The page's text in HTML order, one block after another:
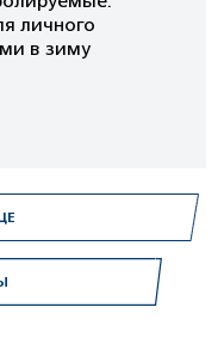
личного
в зиму